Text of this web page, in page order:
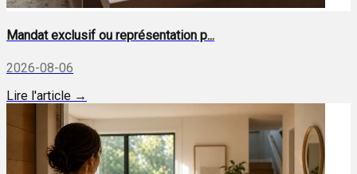
Mandat exclusif ou représentation p...
2026-08-06
Lire l'article →